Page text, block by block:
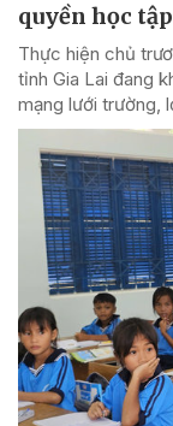
quyền học
Thực hiện chủ
tỉnh Gia Lai đang
mạng lưới trường,